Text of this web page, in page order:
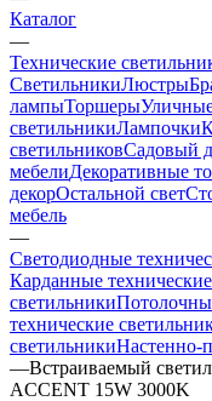
Каталог
—
Технические
СветильникиЛюстры
лампыТоршеры
светильникиЛампочки
светильниковСадовый
мебелиДекоративные
декорОстальной свет
мебель
—
Светодиодные
Карданные
светильники
технические
светильникиНастенно-
—Встраиваемый
ACCENT 15W 3000K